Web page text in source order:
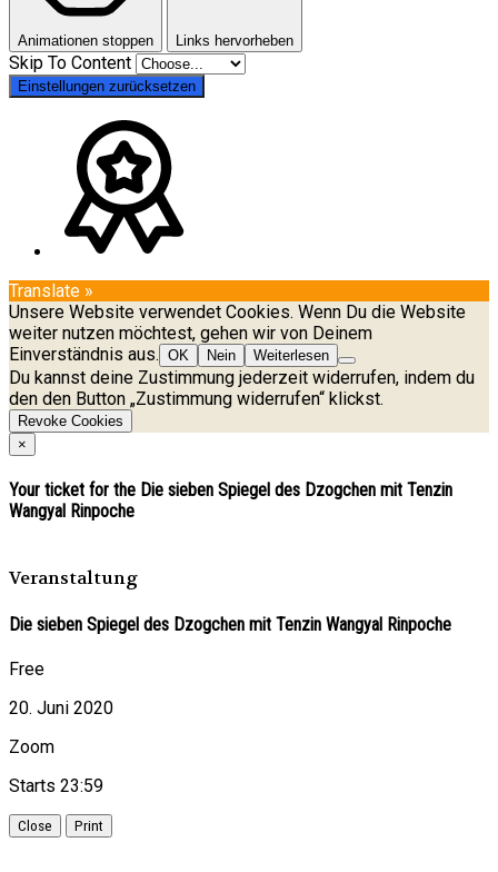
Animationen stoppen Links hervorheben
Skip To Content
Einstellungen zurücksetzen
Translate »
Unsere Website verwendet Cookies. Wenn Du die Website
weiter nutzen möchtest, gehen wir von Deinem
Einverständnis aus. OK Nein Weiterlesen
Du kannst deine Zustimmung jederzeit widerrufen, indem du
den den Button „Zustimmung widerrufen“ klickst.
Revoke Cookies
×
Your ticket for the Die sieben Spiegel des Dzogchen mit Tenzin
Wangyal Rinpoche
Veranstaltung
Die sieben Spiegel des Dzogchen mit Tenzin Wangyal Rinpoche
Free
20. Juni 2020
Zoom
Starts 23:59
Close Print